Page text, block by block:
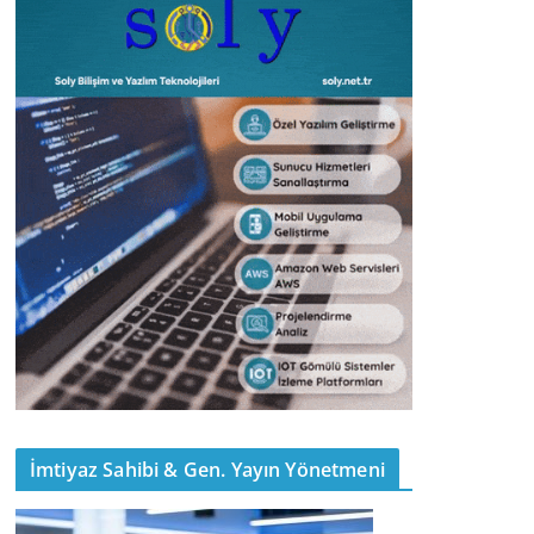
İmtiyaz Sahibi & Gen. Yayın Yönetmeni